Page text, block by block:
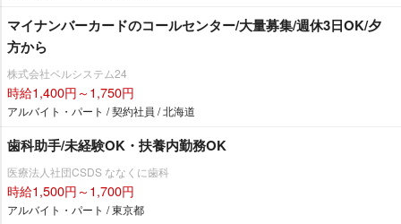
マイナンバーカードのコールセンター/大量募集/週休3日OK/夕
方から
株式会社ベルシステム24
時給1,400円～1,750円
アルバイト・パート / 契約社員 / 北海道
歯科助手/未経験OK・扶養内勤務OK
医療法人社団CSDS ななくに歯科
時給1,500円～1,700円
アルバイト・パート / 東京都